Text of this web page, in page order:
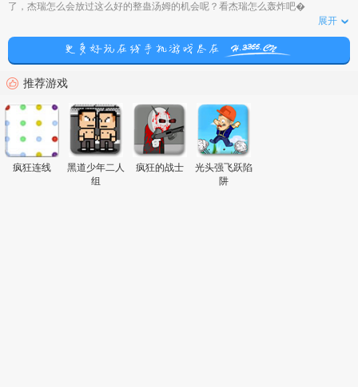
了，杰瑞怎么会放过这么好的整蛊汤姆的机会呢？看杰瑞怎么轰炸吧�
展开
推荐游戏
疯狂连线
黑道少年二人
组
疯狂的战士
光头强飞跃陷
阱